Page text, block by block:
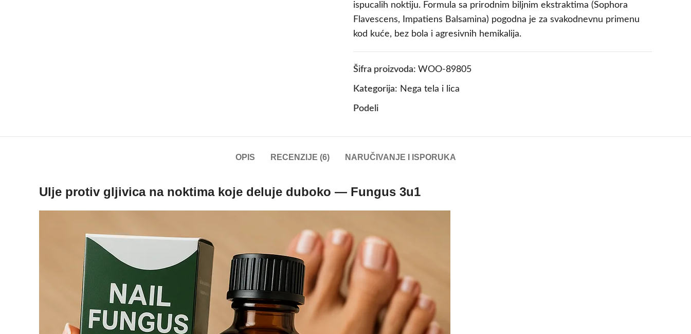
ispucalih noktiju. Formula sa prirodnim biljnim ekstraktima (Sophora
Flavescens, Impatiens Balsamina) pogodna je za svakodnevnu primenu
kod kuće, bez bola i agresivnih hemikalija.
Šifra proizvoda: WOO-89805
Kategorija: Nega tela i lica
Podeli
OPIS RECENZIJE (6) NARUČIVANJE I ISPORUKA
Ulje protiv gljivica na noktima koje deluje duboko — Fungus 3u1